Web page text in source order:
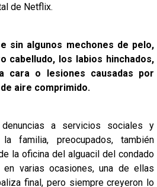
de Netflix.
sin algunos mechones de pelo,
cabelludo, los labios hinchados,
cara o lesiones causadas por
aire comprimido.
a servicios sociales y
familia, preocupados, también
la oficina del alguacil del condado
en varias ocasiones, una de ellas
final, pero siempre creyeron lo